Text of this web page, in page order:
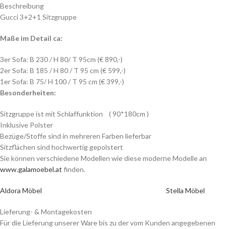
Beschreibung
Gucci 3+2+1 Sitzgruppe
Maße im Detail ca:
3er Sofa: B 230 / H 80/ T 95cm (€ 890,-)
2er Sofa: B 185 / H 80 / T 95 cm (€ 599,-)
1er Sofa: B 75/ H 100 / T 95 cm (€ 399,-)
Besonderheiten:
Sitzgruppe ist mit Schlaffunktion ( 90*180cm )
Inklusive Polster
Bezüge/Stoffe sind in mehreren Farben lieferbar
Sitzflächen sind hochwertig gepolstert
Sie können verschiedene Modellen wie diese moderne Modelle an
www.galamoebel.at finden.
Aldora Möbel Stella Möbel
Lieferung- & Montagekosten
Für die Lieferung unserer Ware bis zu der vom Kunden angegebenen